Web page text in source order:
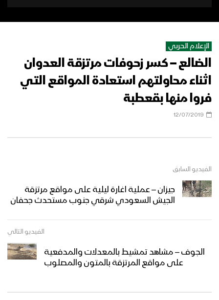
الإعلام الحربي
الضالع – كسر زحوفات مرتزقة العدوان
اثناء محاولتهم استعادة المواقع التي
فروا منها بقعطبة
12/07/2019
الفيديو السابق
جيزان – عملية اغارة ليلية على مواقع مرتزقة
الجيش السعودي شرقي جنوب مستحدث جحفان
الفيديو التالي
الجوف – مشاهد تمشيط بالمعدلات والمدفعية
على مواقع المرتزقة بالمتون والمصلوب